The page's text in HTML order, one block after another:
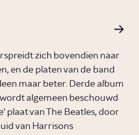
zich bovendien naar
en de platen van de band
maar beter. Derde album
wordt algemeen beschouwd
plaat van The Beatles, door
van Harrisons